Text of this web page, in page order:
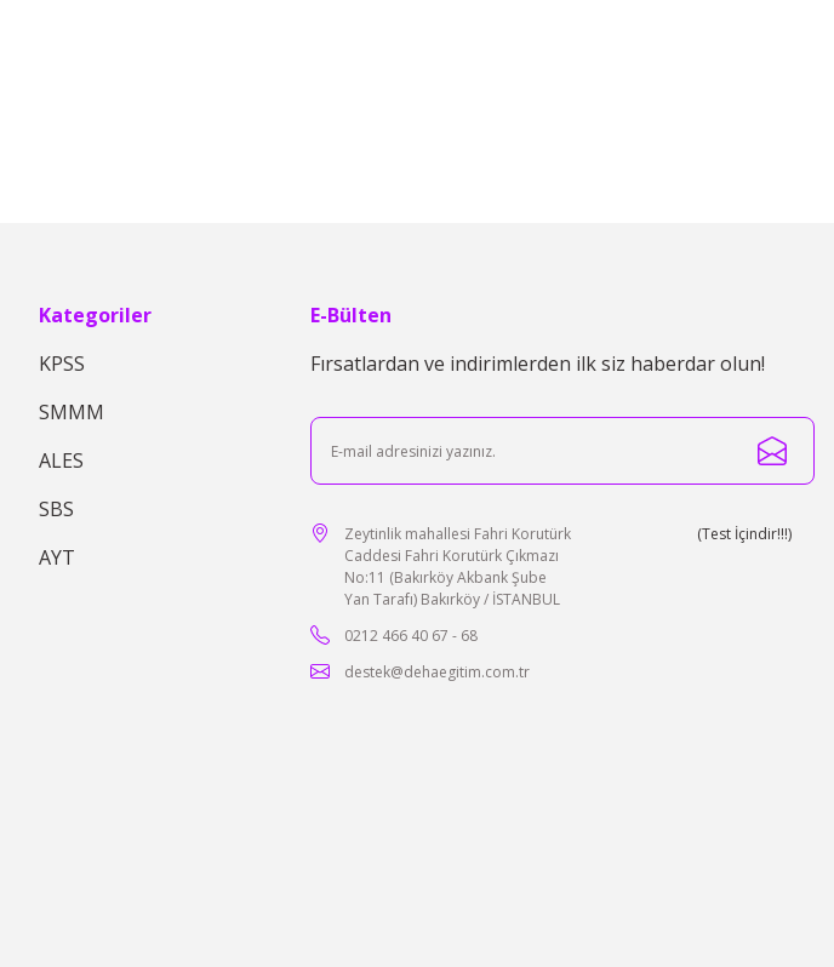
Gönder
Kategoriler
KPSS
SMMM
ALES
SBS
AYT
E-Bülten
Fırsatlardan ve indirimlerden ilk siz haberdar olun!
Zeytinlik mahallesi Fahri Korutürk
Caddesi Fahri Korutürk Çıkmazı
No:11 (Bakırköy Akbank Şube
Yan Tarafı) Bakırköy / İSTANBUL
0212 466 40 67 - 68
destek@dehaegitim.com.tr
(Test İçindir!!!)